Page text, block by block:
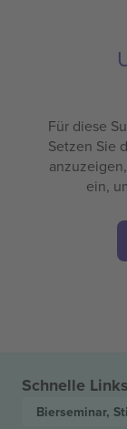
Für diese
Setzen Sie
ein,
Schnelle Links
Bierseminar,